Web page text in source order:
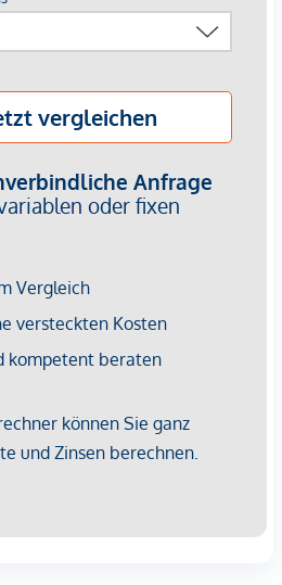
22,50 netto/m²
werden.
es sich um eine
Vermietungszwecken erworben
vorbehaltlich möglicher
zwischen dem Vermittler und
tätig.